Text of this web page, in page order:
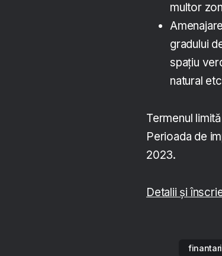
multor
gradului
spațiu
natural
Termenul
Perioada de
2023.
Detalii și